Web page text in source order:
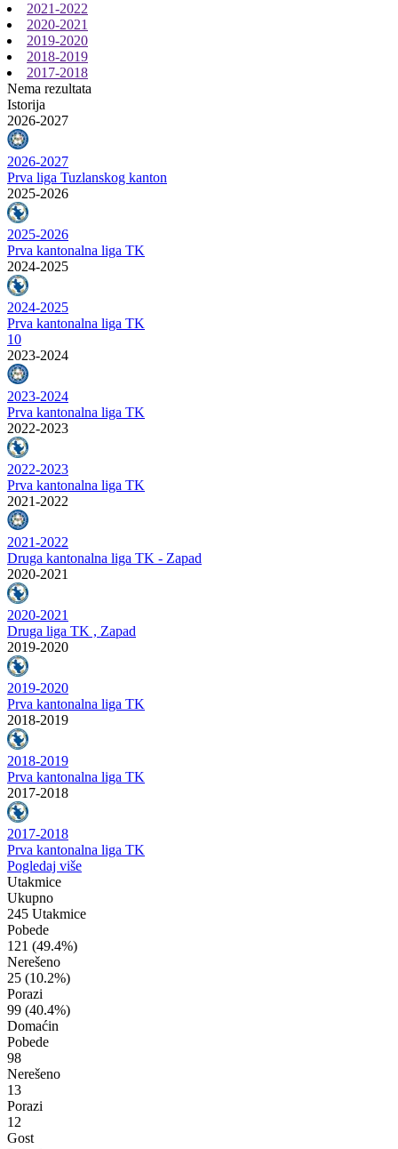
2021-2022
2020-2021
2019-2020
2018-2019
2017-2018
Nema rezultata
Istorija
2026-2027
2026-2027
Prva liga Tuzlanskog kanton
2025-2026
2025-2026
Prva kantonalna liga TK
2024-2025
2024-2025
Prva kantonalna liga TK
10
2023-2024
2023-2024
Prva kantonalna liga TK
2022-2023
2022-2023
Prva kantonalna liga TK
2021-2022
2021-2022
Druga kantonalna liga TK - Zapad
2020-2021
2020-2021
Druga liga TK , Zapad
2019-2020
2019-2020
Prva kantonalna liga TK
2018-2019
2018-2019
Prva kantonalna liga TK
2017-2018
2017-2018
Prva kantonalna liga TK
Pogledaj više
Utakmice
Ukupno
245 Utakmice
Pobede
121 (49.4%)
Nerešeno
25 (10.2%)
Porazi
99 (40.4%)
Domaćin
Pobede
98
Nerešeno
13
Porazi
12
Gost